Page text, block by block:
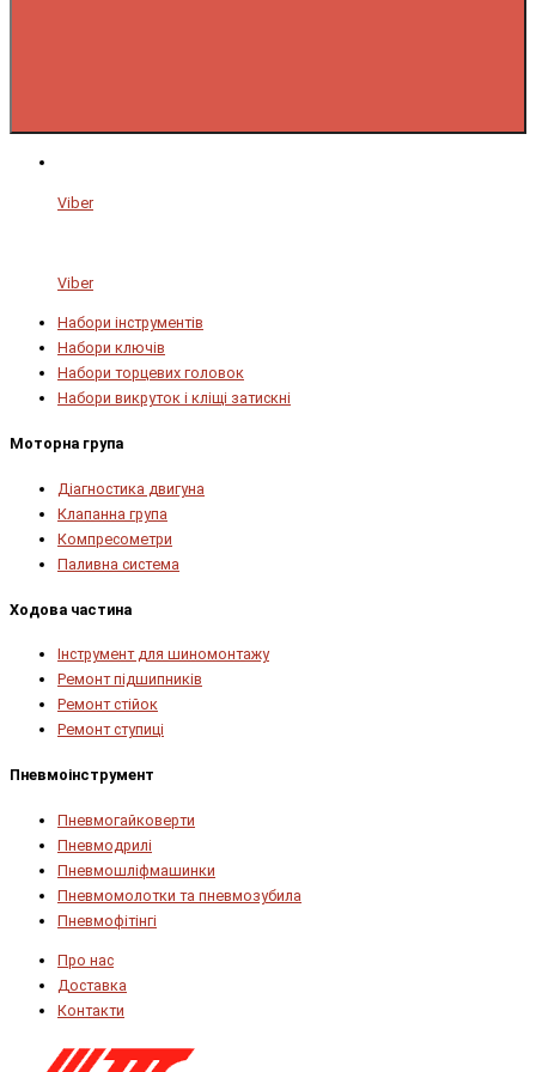
Viber
Viber
Набори інструментів
Набори ключів
Набори торцевих головок
Набори викруток і кліщі затискні
Моторна група
Діагностика двигуна
Клапанна група
Компресометри
Паливна система
Ходова частина
Інструмент для шиномонтажу
Ремонт підшипників
Ремонт стійок
Ремонт ступиці
Пневмоінструмент
Пневмогайковерти
Пневмодрилі
Пневмошліфмашинки
Пневмомолотки та пневмозубила
Пневмофітінгі
Про нас
Доставка
Контакти